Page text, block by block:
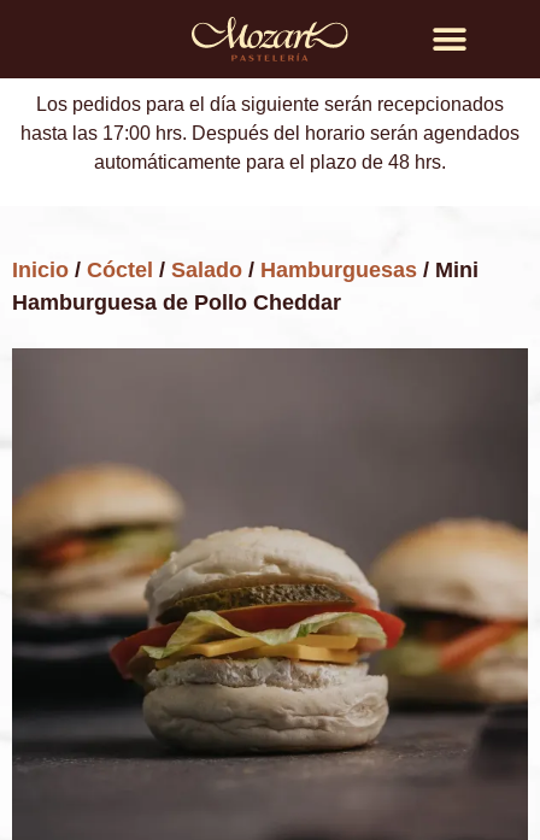
Los pedidos para el día siguiente serán recepcionados
hasta las 17:00 hrs. Después del horario serán agendados
automáticamente para el plazo de 48 hrs.
Inicio / Cóctel / Salado / Hamburguesas / Mini
Hamburguesa de Pollo Cheddar